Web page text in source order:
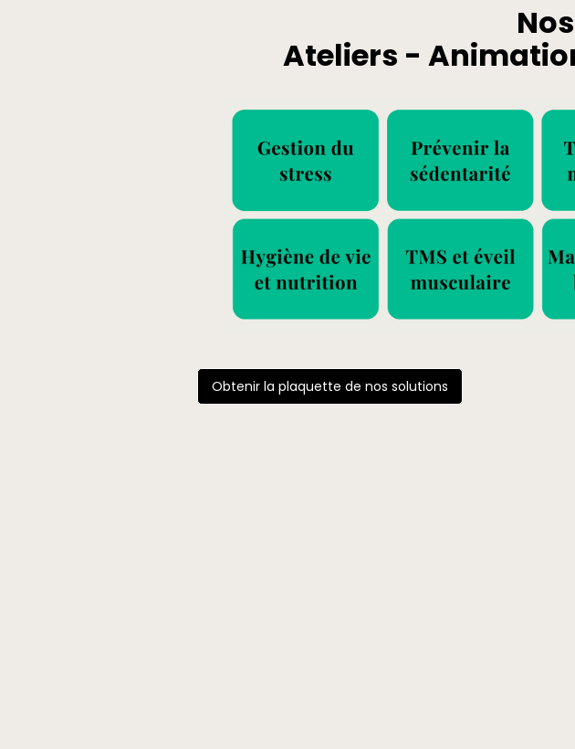
Ateliers -
Obtenir la plaquette de nos solutions